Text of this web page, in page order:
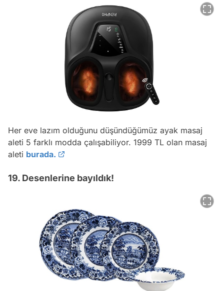
Her eve lazım olduğunu düşündüğümüz ayak masaj
aleti 5 farklı modda çalışabiliyor. 1999 TL olan masaj
aleti burada.
19. Desenlerine bayıldık!